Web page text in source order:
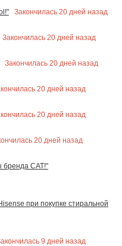
Закончилась 20 дней назад
Закончилась 20 дней назад
Закончилась 20 дней назад
20 дней назад
20 дней назад
20 дней назад
бренда CAT!"
при покупке стиральной
9 дней назад